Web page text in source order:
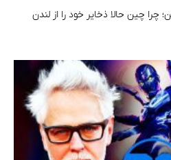
چرا چین حالا ذخایر خود را از لندن